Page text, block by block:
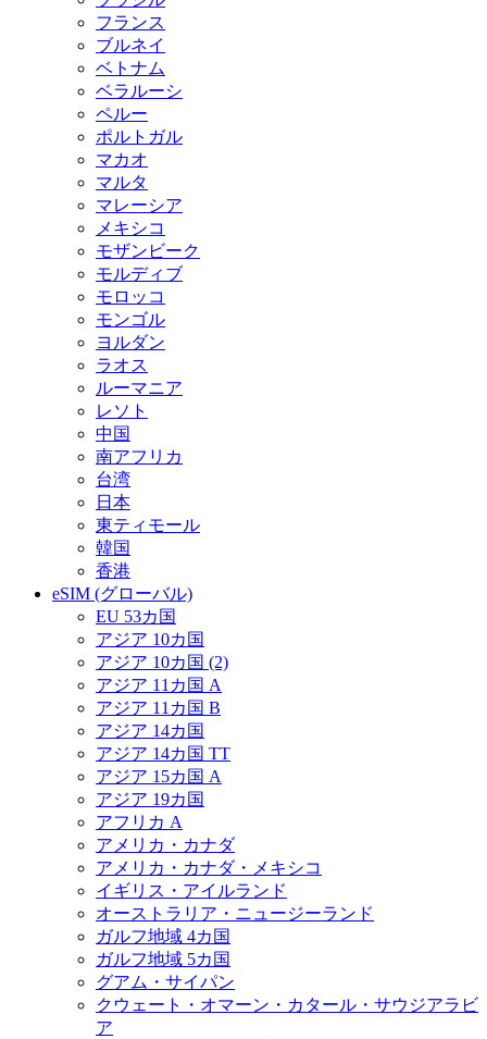
フランス
ブルネイ
ベトナム
ベラルーシ
ペルー
ポルトガル
マカオ
マルタ
マレーシア
メキシコ
モザンビーク
モルディブ
モロッコ
モンゴル
ヨルダン
ラオス
ルーマニア
レソト
中国
南アフリカ
台湾
日本
東ティモール
韓国
香港
eSIM (グローバル)
EU 53カ国
アジア 10カ国
アジア 10カ国 (2)
アジア 11カ国 A
アジア 11カ国 B
アジア 14カ国
アジア 14カ国 TT
アジア 15カ国 A
アジア 19カ国
アフリカ A
アメリカ・カナダ
アメリカ・カナダ・メキシコ
イギリス・アイルランド
オーストラリア・ニュージーランド
ガルフ地域 4カ国
ガルフ地域 5カ国
グアム・サイパン
クウェート・オマーン・カタール・サウジアラビ
ア